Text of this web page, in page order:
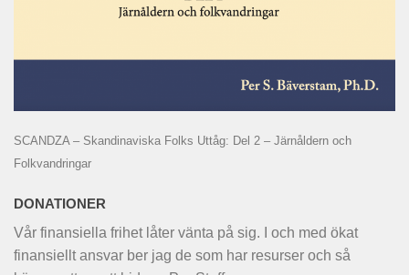
SCANDZA – Skandinaviska Folks Uttåg: Del 2 – Järnåldern och
Folkvandringar
DONATIONER
Vår finansiella frihet låter vänta på sig. I och med ökat
finansiellt ansvar ber jag de som har resurser och så